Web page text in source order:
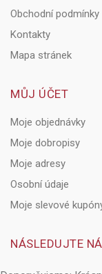
Obchodní podmínky
Kontakty
Mapa stránek
MŮJ ÚČET
Moje objednávky
Moje dobropisy
Moje adresy
Osobní údaje
Moje slevové
NÁSLEDUJTE